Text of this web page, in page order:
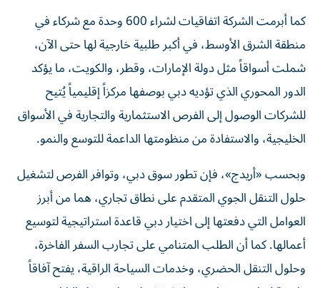
كما أبرمت الشركة اتفاقيات لشراء 600 وحدة مع شركاء في
منطقة الشرق الأوسط، في أكبر طلبية خارجية لها حتى الآن،
شملت أسواقاً مثل دولة الإمارات، وقطر، والكويت، ما يؤكد
الدور المحوري الذي تؤديه دبي بوصفها مركزاً إقليمياً يُتيح
للشركات الوصول إلى الفرص الاستثمارية والتجارية في الأسواق
الخليجية، والاستفادة من منظومتها الداعمة للتوسع والنمو.
وبحسب «أريدج»، فإن تطور سوق دبي، وتوافر الفرص لتشغيل
حلول التنقل الجوي المتقدم على نطاق تجاري، هما من أبرز
العوامل التي دفعتها إلى اختيار دبي قاعدة استراتيجية لتوسيع
أعمالها. كما أن الطلب المتنامي على تجارب السفر الفاخرة،
وحلول التنقل الحضري، وخدمات السياحة الراقية، يفتح آفاقاً